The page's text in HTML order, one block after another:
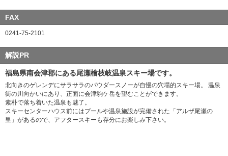
FAX
0241-75-2101
解説PR
福島県南会津郡にある尾瀬檜枝岐温泉スキー場です。
北向きのゲレンデにサラサラのパウダースノーが自慢の穴場的スキー場。 温泉
街の川向かいにあり、正面に会津駒ケ岳を望むことができます。
素朴で落ち着いた温泉も魅了。
スキーセンターハウス前にはプールや温泉施設が完備された「アルザ尾瀬の
里」があるので、アフタースキーも存分にお楽しみ下さい。